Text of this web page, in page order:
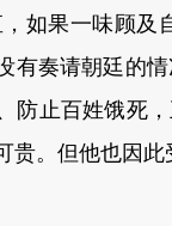
如果一味顾
有奏请朝廷的
防止百姓饿死
。但他也因